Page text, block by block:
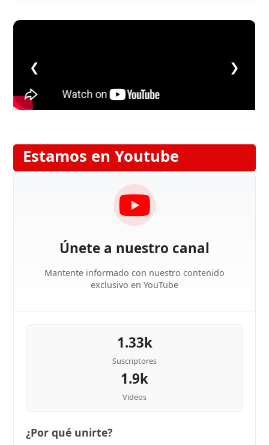
❮ ❯
Estamos en Youtube
Únete a nuestro canal
Mantente informado con nuestro contenido
exclusivo en YouTube
1.33k
Suscriptores
1.9k
Videos
¿Por qué unirte?